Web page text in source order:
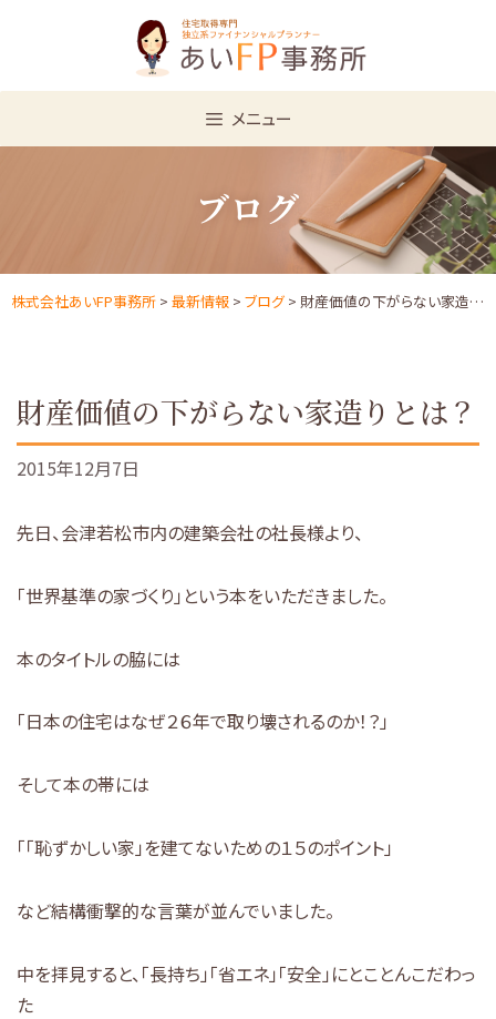
メニュー
ブログ
株式会社あいFP事務所 > 最新情報 > ブログ > 財産価値の下がらない家造りとは？
財産価値の下がらない家造りとは？
2015年12月7日
先日、会津若松市内の建築会社の社長様より、
「世界基準の家づくり」という本をいただきました。
本のタイトルの脇には
「日本の住宅はなぜ２６年で取り壊されるのか！？」
そして本の帯には
「「恥ずかしい家」を建てないための１５のポイント」
など結構衝撃的な言葉が並んでいました。
中を拝見すると、「長持ち」「省エネ」「安全」にとことんこだわっ
た